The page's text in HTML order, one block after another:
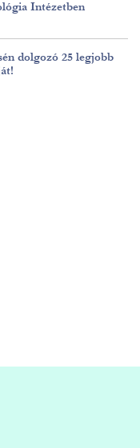
Intézetben
dolgozó 25 legjobb